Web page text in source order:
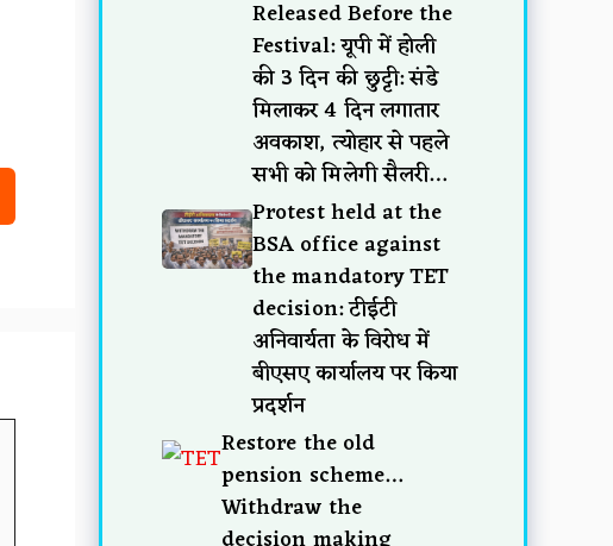
Released Before the
Festival: यूपी में होली
की 3 दिन की छुट्टी: संडे
मिलाकर 4 दिन लगातार
अवकाश, त्योहार से पहले
सभी को मिलेगी सैलरी…
Protest held at the
BSA office against
the mandatory TET
decision: टीईटी
अनिवार्यता के विरोध में
बीएसए कार्यालय पर किया
प्रदर्शन
Restore the old
pension scheme…
Withdraw the